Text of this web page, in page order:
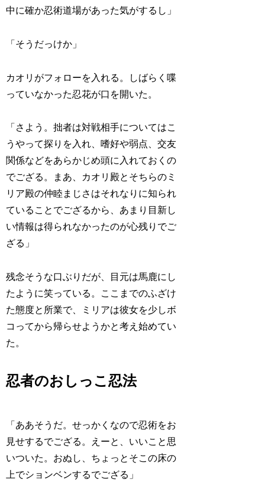
中に確か忍術道場があった気がするし」
「そうだっけか」
カオリがフォローを入れる。しばらく喋
っていなかった忍花が口を開いた。
「さよう。拙者は対戦相手についてはこ
うやって探りを入れ、嗜好や弱点、交友
関係などをあらかじめ頭に入れておくの
でござる。まあ、カオリ殿とそちらのミ
リア殿の仲睦まじさはそれなりに知られ
ていることでござるから、あまり目新し
い情報は得られなかったのが心残りでご
ざる」
残念そうな口ぶりだが、目元は馬鹿にし
たように笑っている。ここまでのふざけ
た態度と所業で、ミリアは彼女を少しボ
コってから帰らせようかと考え始めてい
た。
忍者のおしっこ忍法
「ああそうだ。せっかくなので忍術をお
見せするでござる。えーと、いいこと思
いついた。おぬし、ちょっとそこの床の
上でションベンするでござる」